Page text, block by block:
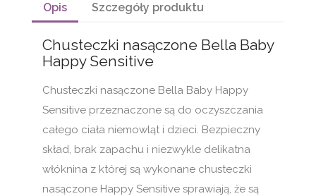
Opis Szczegóły produktu
Chusteczki nasączone Bella Baby
Happy Sensitive
Chusteczki nasączone Bella Baby Happy
Sensitive przeznaczone są do oczyszczania
całego ciała niemowląt i dzieci. Bezpieczny
skład, brak zapachu i niezwykle delikatna
włóknina z której są wykonane chusteczki
nasączone Happy Sensitive sprawiają, że są